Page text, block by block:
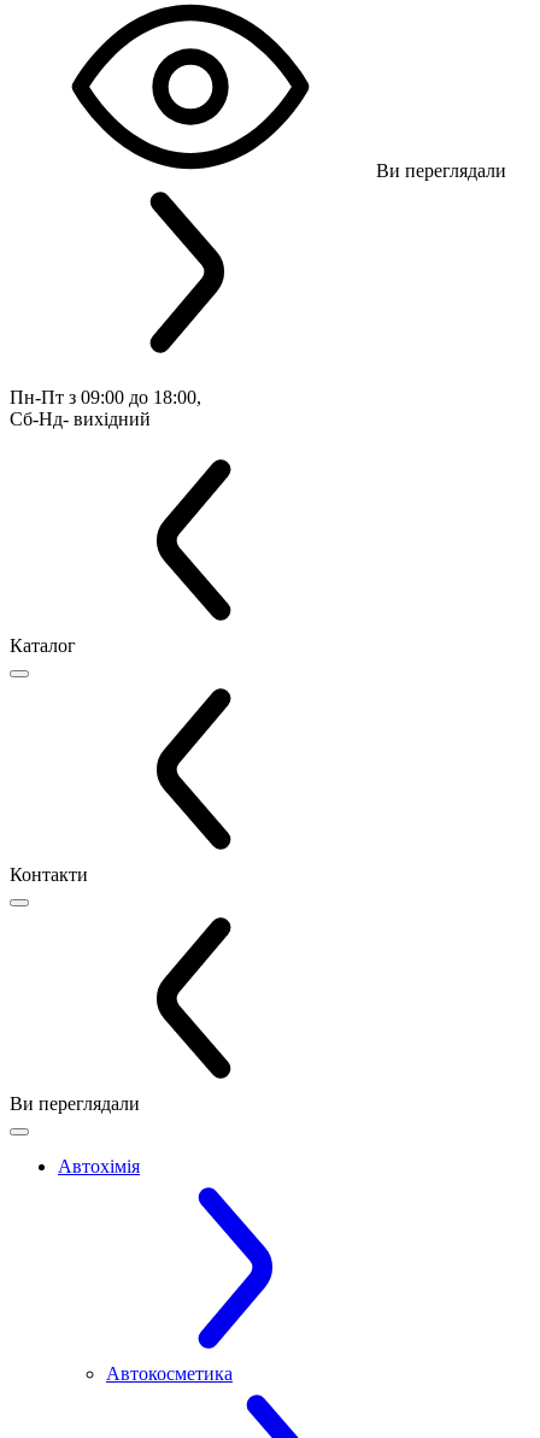
Ви переглядали
Пн-Пт з 09:00 до 18:00,
Сб-Нд- вихідний
Каталог
Контакти
Ви переглядали
Автохімія
Автокосметика